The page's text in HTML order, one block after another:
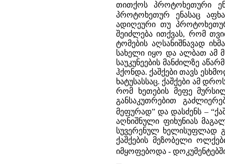
თითქოს პროტოხეთური
პროტოხეთურ ენასაც
ადიღეური თუ
შეიძლება ითქვას, რომ
ტომების აღსანიშნავად
სახელი იყო და ალბათ ამ
საუკუნეების მანძილზე
ჰქონდა. ქაშქები თავს
ხატუსასსაც. ქაშქები ამ
რომ ხეთების მეფე
განსაკუთრებით
მეფურად” და დასძენს –
აღნიშნული ფიხუნიას
სუვერენულ ხელისუფლად
ქაშქების მეზობელი
იმყოფებოდა -